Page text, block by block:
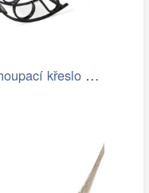
Tmavé houpací křeslo z přírodní ovčí…